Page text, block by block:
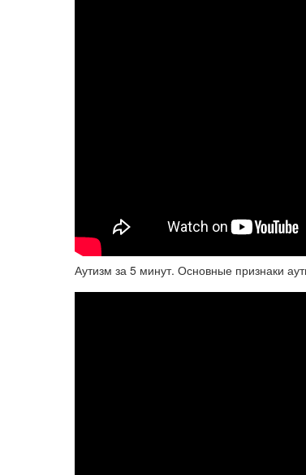
Аутизм за 5 минут. Основные признаки